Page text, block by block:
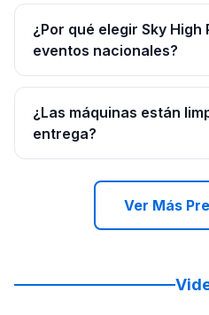
¿Por qué elegir Sky High
eventos nacionales?
¿Las máquinas están
entrega?
Ver Más